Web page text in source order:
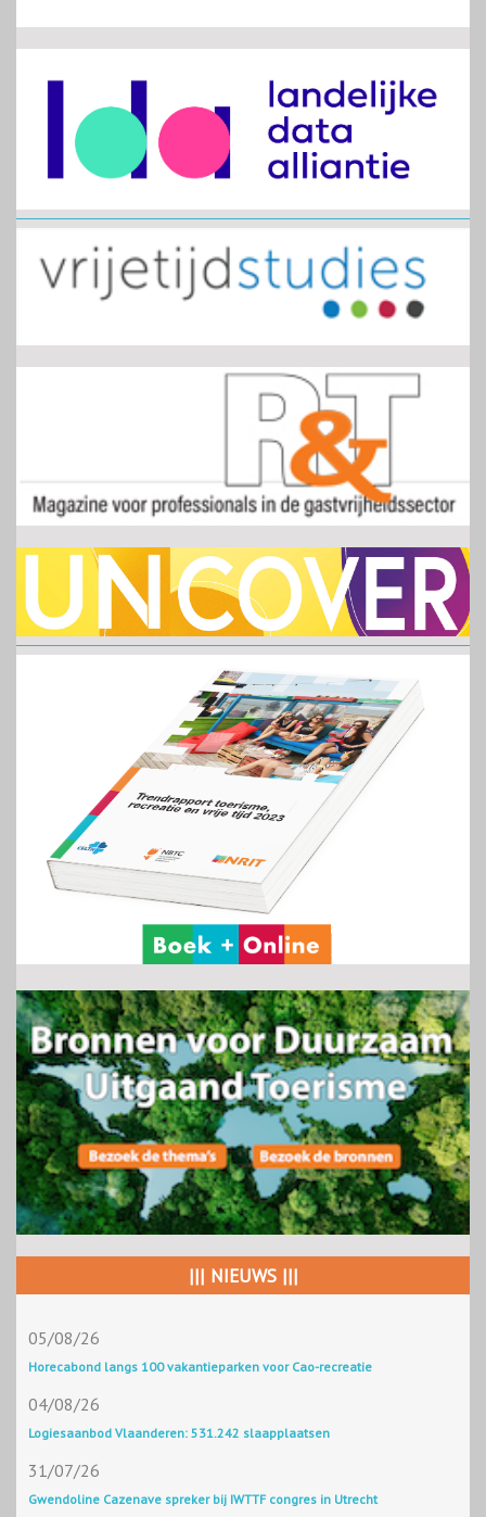
||| NIEUWS |||
05/08/26
Horecabond langs 100 vakantieparken voor Cao-recreatie
04/08/26
Logiesaanbod Vlaanderen: 531.242 slaapplaatsen
31/07/26
Gwendoline Cazenave spreker bij IWTTF congres in Utrecht